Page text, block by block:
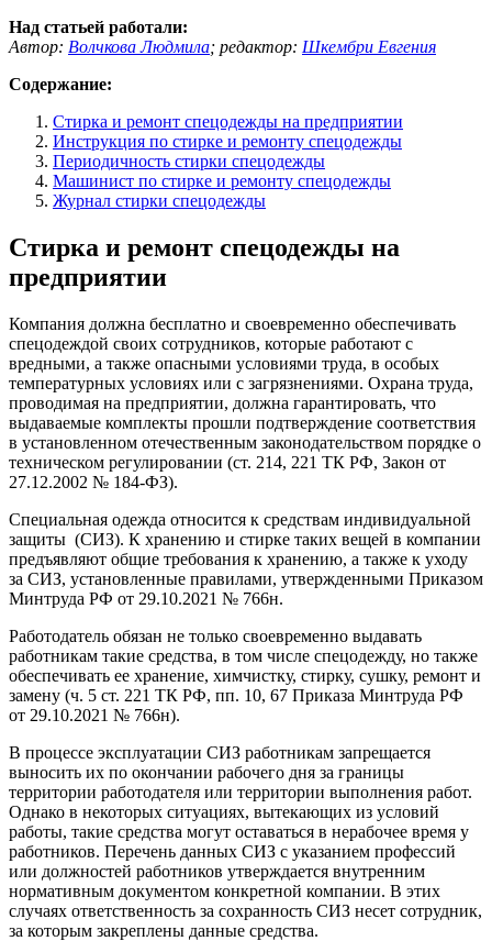
Над статьей работали:
Автор: Волчкова Людмила; редактор: Шкембри Евгения
Содержание:
Стирка и ремонт спецодежды на предприятии
Инструкция по стирке и ремонту спецодежды
Периодичность стирки спецодежды
Машинист по стирке и ремонту спецодежды
Журнал стирки спецодежды
Стирка и ремонт спецодежды на
предприятии
Компания должна бесплатно и своевременно обеспечивать
спецодеждой своих сотрудников, которые работают с
вредными, а также опасными условиями труда, в особых
температурных условиях или с загрязнениями. Охрана труда,
проводимая на предприятии, должна гарантировать, что
выдаваемые комплекты прошли подтверждение соответствия
в установленном отечественным законодательством порядке о
техническом регулировании (ст. 214, 221 ТК РФ, Закон от
27.12.2002 № 184-ФЗ).
Специальная одежда относится к средствам индивидуальной
защиты (СИЗ). К хранению и стирке таких вещей в компании
предъявляют общие требования к хранению, а также к уходу
за СИЗ, установленные правилами, утвержденными Приказом
Минтруда РФ от 29.10.2021 № 766н.
Работодатель обязан не только своевременно выдавать
работникам такие средства, в том числе спецодежду, но также
обеспечивать ее хранение, химчистку, стирку, сушку, ремонт и
замену (ч. 5 ст. 221 ТК РФ, пп. 10, 67 Приказа Минтруда РФ
от 29.10.2021 № 766н).
В процессе эксплуатации СИЗ работникам запрещается
выносить их по окончании рабочего дня за границы
территории работодателя или территории выполнения работ.
Однако в некоторых ситуациях, вытекающих из условий
работы, такие средства могут оставаться в нерабочее время у
работников. Перечень данных СИЗ с указанием профессий
или должностей работников утверждается внутренним
нормативным документом конкретной компании. В этих
случаях ответственность за сохранность СИЗ несет сотрудник,
за которым закреплены данные средства.